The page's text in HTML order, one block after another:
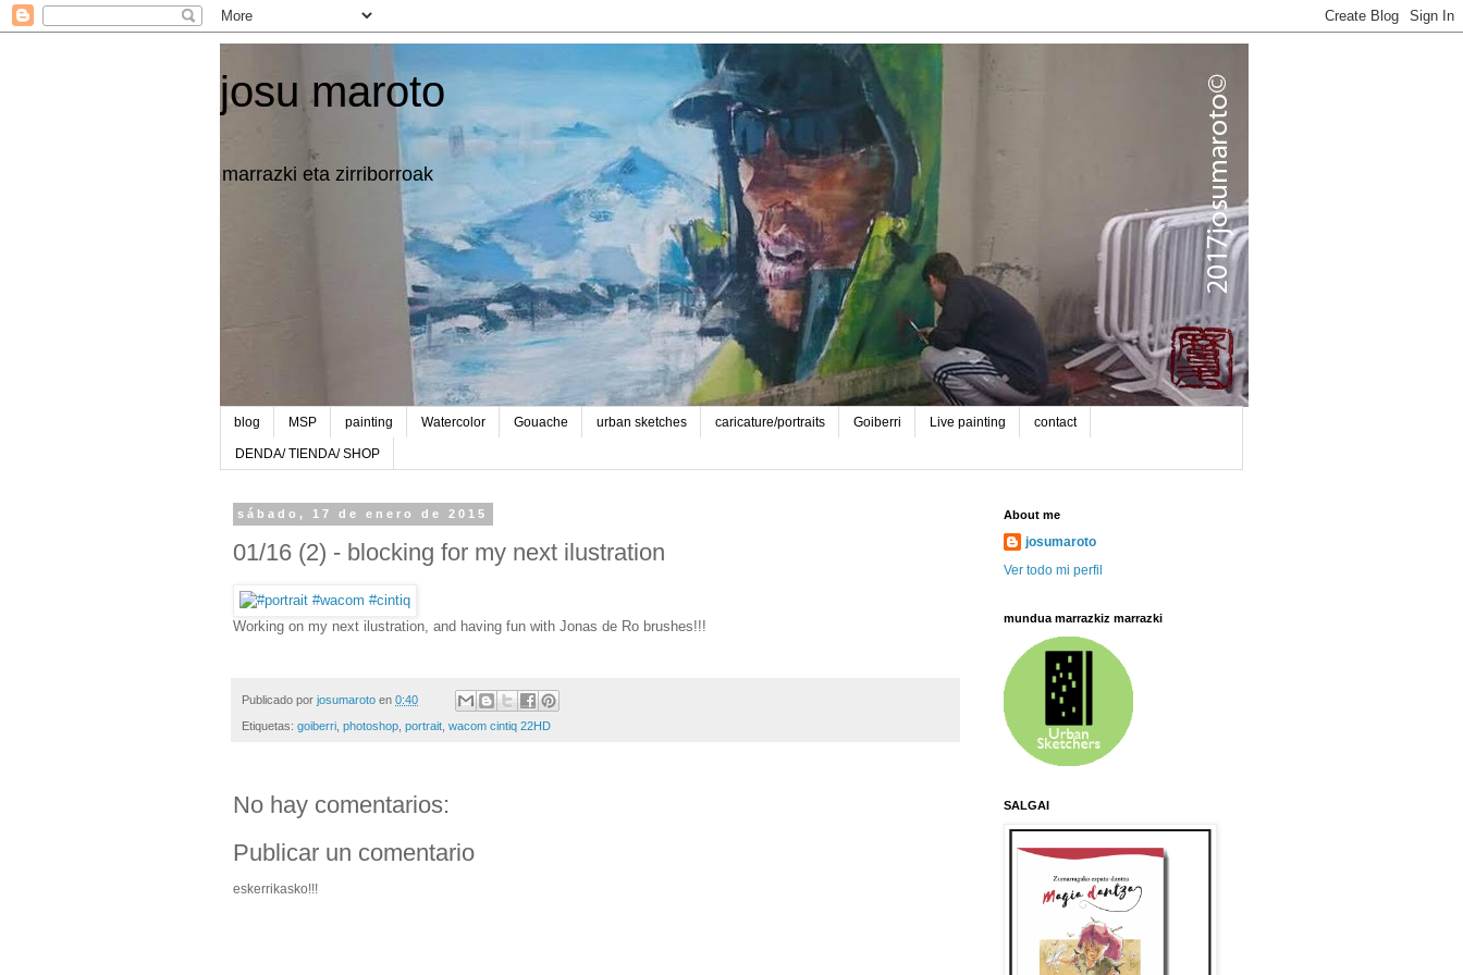
josu maroto
marrazki eta zirriborroak
blog MSP painting Watercolor Gouache urban sketches caricature/portraits Goiberri Live painting contact
DENDA/ TIENDA/ SHOP
sábado, 17 de enero de 2015
01/16 (2) - blocking for my next ilustration
Working on my next ilustration, and having fun with Jonas de Ro brushes!!!
Publicado por josumaroto en 0:40
Etiquetas: goiberri photoshop portrait wacom cintiq 22HD
No hay comentarios:
Publicar un comentario
eskerrikasko!!!
About me
josumaroto
Ver todo mi perfil
mundua marrazkiz marrazki
SALGAI